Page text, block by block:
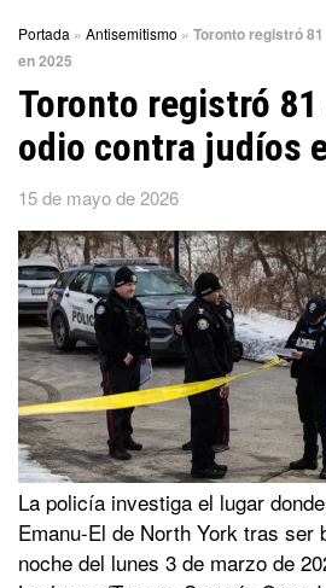
Portada » Antisemitismo » Toronto registró
en 2025
Toronto registró
odio contra judíos
15 de mayo de 2026
La policía investiga el lugar
Emanu-El de North York tras ser
noche del lunes 3 de marzo de